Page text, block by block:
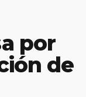
por
de